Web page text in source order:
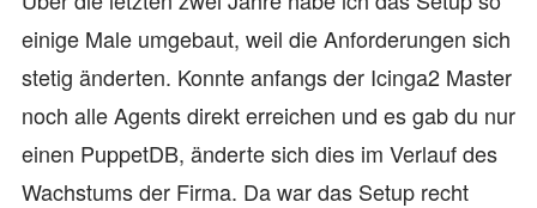
einige Male umgebaut, weil die Anforderungen sich
stetig änderten. Konnte anfangs der Icinga2 Master
noch alle Agents direkt erreichen und es gab du nur
einen PuppetDB, änderte sich dies im Verlauf des
Wachstums der Firma. Da war das Setup recht